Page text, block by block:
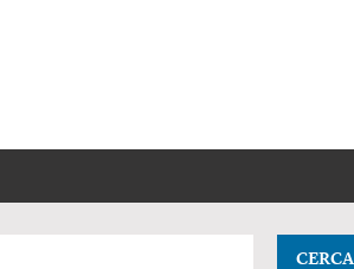
CERCA